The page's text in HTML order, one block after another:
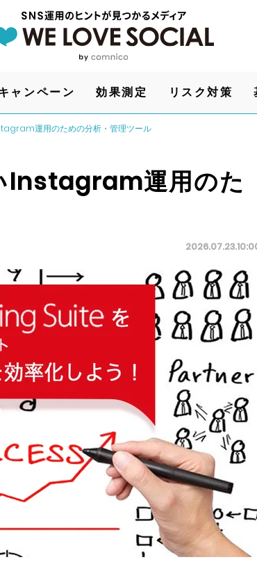
ャンペーン 効果測定 リスク対策
運用のための分析・管理ツール
Instagram運用のた